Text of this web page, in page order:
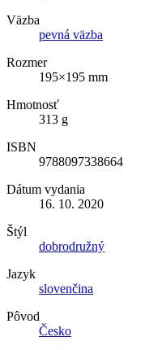
Väzba
pevná väzba
Rozmer
195×195 mm
Hmotnosť
313 g
ISBN
9788097338664
Dátum vydania
16. 10. 2020
Štýl
dobrodružný
Jazyk
slovenčina
Pôvod
Česko